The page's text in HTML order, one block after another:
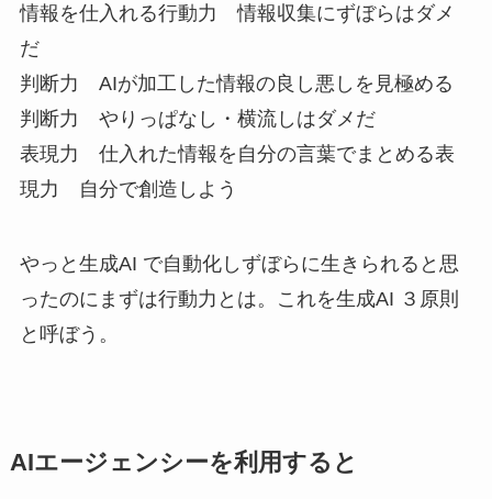
情報を仕入れる行動力 情報収集にずぼらはダメ
だ
判断力 AIが加工した情報の良し悪しを見極める
判断力 やりっぱなし・横流しはダメだ
表現力 仕入れた情報を自分の言葉でまとめる表
現力 自分で創造しよう
やっと生成AI で自動化しずぼらに生きられると思
ったのにまずは行動力とは。これを生成AI ３原則
と呼ぼう。
AIエージェンシーを利用すると